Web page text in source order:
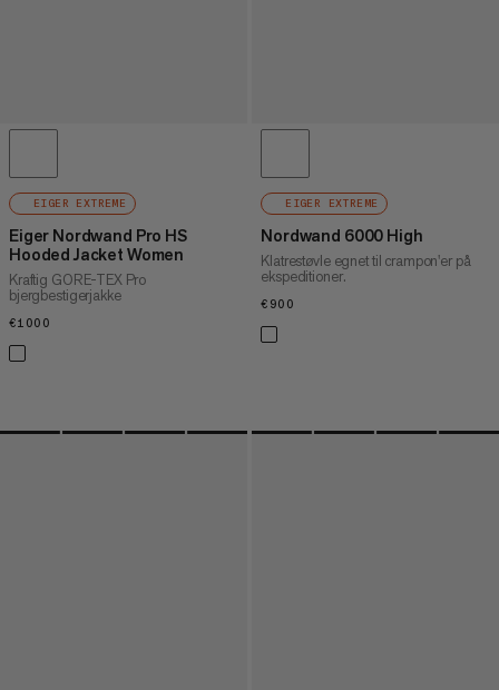
EIGER EXTREME
Eiger Nordwand Pro HS
Hooded Jacket Women
Kraftig GORE-TEX Pro
bjergbestigerjakke
€1000
EIGER EXTREME
Nordwand 6000 High
Klatrestøvle egnet til crampon'er på
ekspeditioner.
€900